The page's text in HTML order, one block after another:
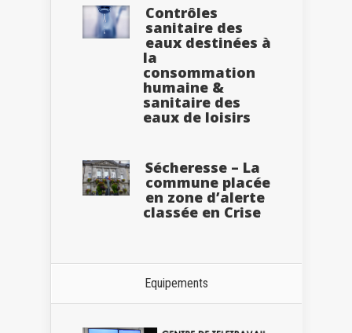
Contrôles
sanitaire des
eaux destinées à
la
consommation
humaine &
sanitaire des
eaux de loisirs
Sécheresse – La
commune placée
en zone d’alerte
classée en Crise
Equipements